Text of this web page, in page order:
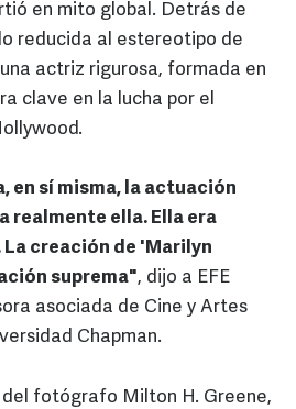
en mito global. Detrás de
reducida al estereotipo de
actriz rigurosa, formada en
clave en la lucha por el
en sí misma, la actuación
realmente ella. Ella era
La creación de 'Marilyn
suprema", dijo a EFE
asociada de Cine y Artes
Chapman.
del fotógrafo Milton H. Greene,